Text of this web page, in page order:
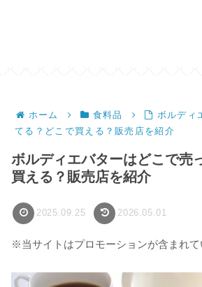
ホーム 食料品
ボルディ
てる？どこで買える？販売店を紹介
ボルディエバターはどこで売
買える？販売店を紹介
2025.09.25 2026.05.01
※当サイトはプロモーションが含まれて